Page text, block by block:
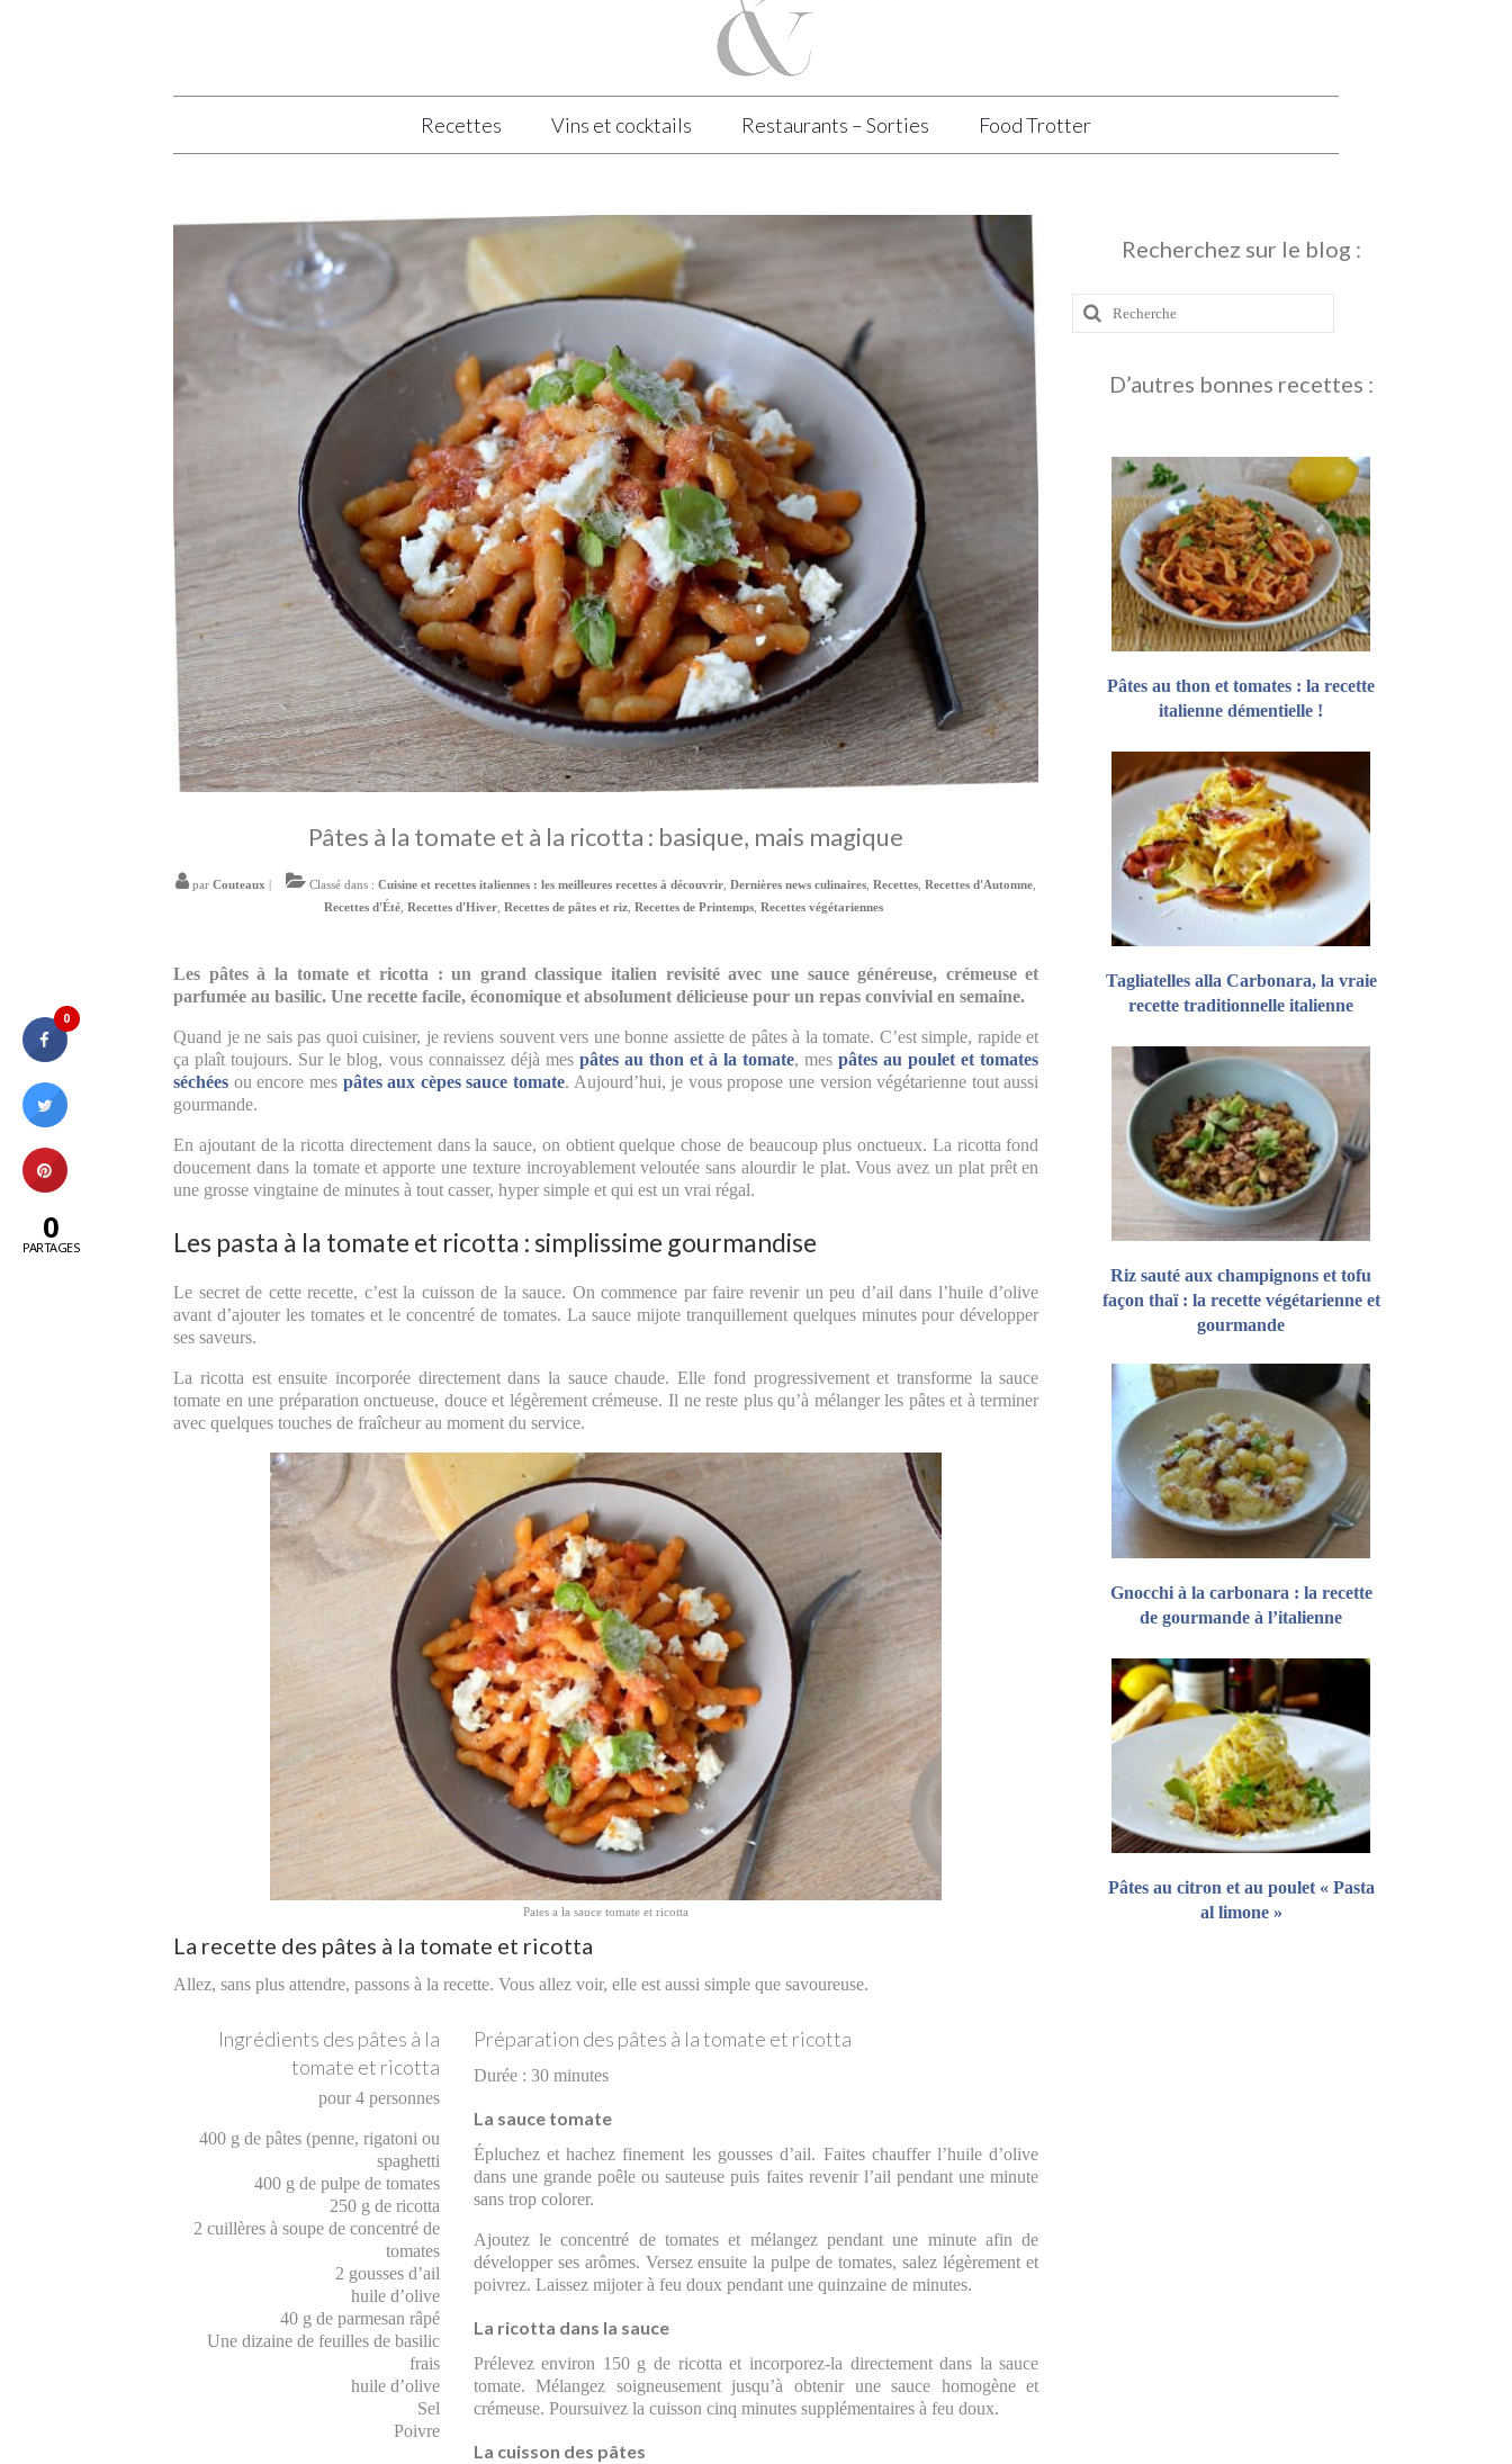
Recettes Vins et cocktails Restaurants – Sorties Food Trotter
Pâtes à la tomate et à la ricotta : basique, mais magique
parCouteaux | Classé dans :Cuisine et recettes italiennes : les meilleures recettes à découvrir ,Dernières news culinaires ,Recettes ,Recettes d'Automne
Recettes d'Été, Recettes d'Hiver, Recettes de pâtes et riz, Recettes de Printemps, Recettes végétariennes
Les pâtes à la tomate et ricotta : un grand classique italien revisité avec une sauce généreuse, crémeuse et
parfumée au basilic. Une recette facile, économique et absolument délicieuse pour un repas convivial en semaine.
Quand je ne sais pas quoi cuisiner, je reviens souvent vers une bonne assiette de pâtes à la tomate. C’est simple, rapide et
ça plaît toujours. Sur le blog, vous connaissez déjà mes pâtes au thon et à la tomate, mespâtes au poulet et tomates
séchées ou encore mes pâtes aux cèpes sauce tomate. Aujourd’hui, je vous propose une version végétarienne tout aussi
gourmande.
En ajoutant de la ricotta directement dans la sauce, on obtient quelque chose de beaucoup plus onctueux. La ricotta fond
doucement dans la tomate et apporte une texture incroyablement veloutée sans alourdir le plat. Vous avez un plat prêt en
une grosse vingtaine de minutes à tout casser, hyper simple et qui est un vrai régal.
Les pasta à la tomate et ricotta : simplissime gourmandise
Le secret de cette recette, c’est la cuisson de la sauce. On commence par faire revenir un peu d’ail dans l’huile d’olive
avant d’ajouter les tomates et le concentré de tomates. La sauce mijote tranquillement quelques minutes pour développer
ses saveurs.
La ricotta est ensuite incorporée directement dans la sauce chaude. Elle fond progressivement et transforme la sauce
tomate en une préparation onctueuse, douce et légèrement crémeuse. Il ne reste plus qu’à mélanger les pâtes et à terminer
avec quelques touches de fraîcheur au moment du service.
Pates a la sauce tomate et ricotta
La recette des pâtes à la tomate et ricotta
Allez, sans plus attendre, passons à la recette. Vous allez voir, elle est aussi simple que savoureuse.
Ingrédients des pâtes à la
tomate et ricotta
pour 4 personnes
400 g de pâtes (penne, rigatoni ou
spaghetti
400 g de pulpe de tomates
250 g de ricotta
2 cuillères à soupe de concentré de
tomates
2 gousses d’ail
huile d’olive
40 g de parmesan râpé
Une dizaine de feuilles de basilic
frais
huile d’olive
Sel
Poivre
Préparation des pâtes à la tomate et ricotta
Durée : 30 minutes
La sauce tomate
Épluchez et hachez finement les gousses d’ail. Faites chauffer l’huile d’olive
dans une grande poêle ou sauteuse puis faites revenir l’ail pendant une minute
sans trop colorer.
Ajoutez le concentré de tomates et mélangez pendant une minute afin de
développer ses arômes. Versez ensuite la pulpe de tomates, salez légèrement et
poivrez. Laissez mijoter à feu doux pendant une quinzaine de minutes.
La ricotta dans la sauce
Prélevez environ 150 g de ricotta et incorporez-la directement dans la sauce
tomate. Mélangez soigneusement jusqu’à obtenir une sauce homogène et
crémeuse. Poursuivez la cuisson cinq minutes supplémentaires à feu doux.
La cuisson des pâtes
Recherchez sur le blog :
D’autres bonnes recettes :
Pâtes au thon et tomates : la recette
italienne démentielle !
Tagliatelles alla Carbonara, la vraie
recette traditionnelle italienne
Riz sauté aux champignons et tofu
façon thaï : la recette végétarienne et
gourmande
Gnocchi à la carbonara : la recette
de gourmande à l’italienne
Pâtes au citron et au poulet « Pasta
al limone »
0
0
PARTAGES